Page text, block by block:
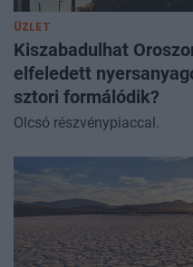
ÜZLET
Kiszabadulhat
elfeledett
sztori formálódik?
Olcsó részvénypiaccal.